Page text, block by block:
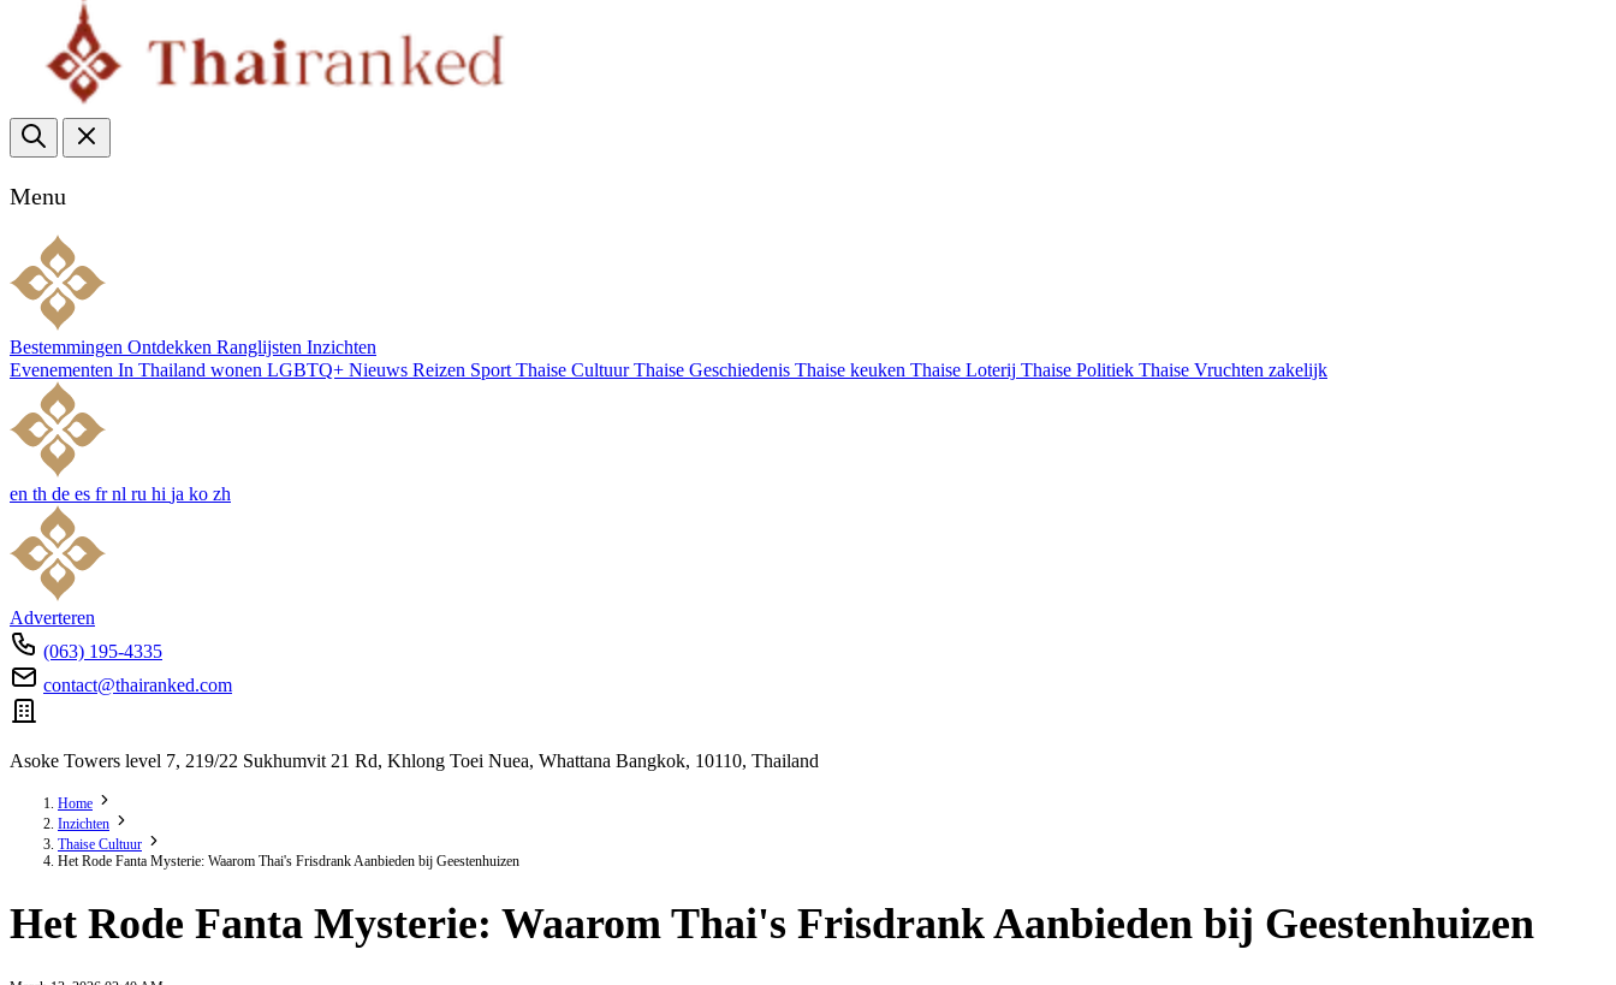
Menu
Bestemmingen Ontdekken Ranglijsten Inzichten
Evenementen In Thailand wonen LGBTQ+ Nieuws Reizen Sport Thaise Cultuur Thaise Geschiedenis Thaise keuken Thaise Loterij Thaise Politiek Thaise Vruchten zakelijk
en th de es fr nl ru hi ja ko zh
Adverteren
(063) 195-4335
contact@thairanked.com
Asoke Towers level 7, 219/22 Sukhumvit 21 Rd, Khlong Toei Nuea, Whattana Bangkok, 10110, Thailand
Home
Inzichten
Thaise Cultuur
Het Rode Fanta Mysterie: Waarom Thai's Frisdrank Aanbieden bij Geestenhuizen
Het Rode Fanta Mysterie: Waarom Thai's Frisdrank Aanbieden bij Geestenhuizen